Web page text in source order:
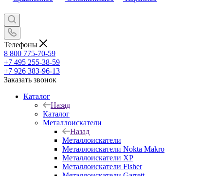
Телефоны
8 800 775-70-59
+7 495 255-38-59
+7 926 383-96-13
Заказать звонок
Каталог
Назад
Каталог
Металлоискатели
Назад
Металлоискатели
Металлоискатели Nokta Makro
Металлоискатели XP
Металлоискатели Fisher